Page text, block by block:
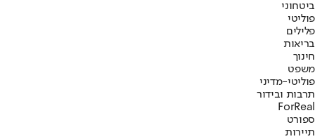
ביטחוני
פוליטי
פלילים
בריאות
חינוך
משפט
פוליטי-מדיני
תרבות ובידור
ForReal
ספורט
תיירות